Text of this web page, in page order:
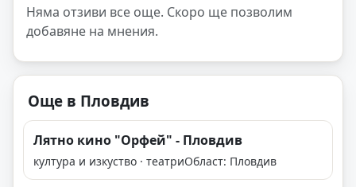
Няма отзиви все още. Скоро ще позволим
добавяне на мнения.
Още в Пловдив
Лятно кино "Орфей" - Пловдив
култура и изкуство · театриОбласт: Пловдив